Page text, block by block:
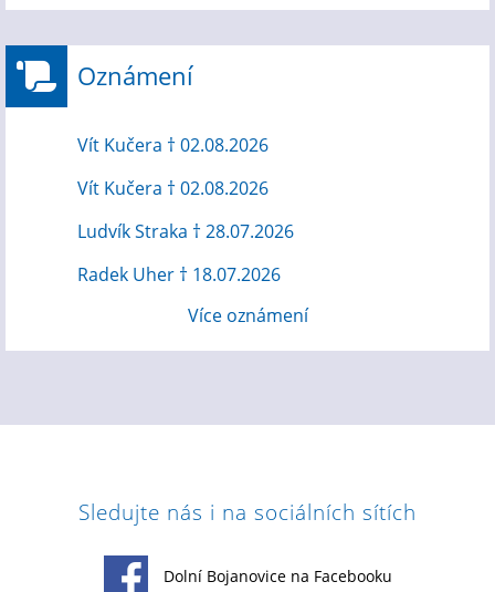
Oznámení
Vít Kučera † 02.08.2026
Vít Kučera † 02.08.2026
Ludvík Straka † 28.07.2026
Radek Uher † 18.07.2026
Více oznámení
Sledujte nás i na sociálních sítích
Dolní Bojanovice na Facebooku